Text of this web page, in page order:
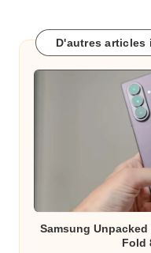
D'autres articles
Samsung
Fold